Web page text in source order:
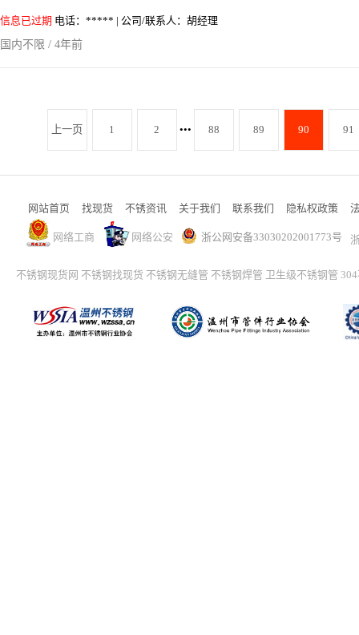
信息已过期 电话：***** | 公司/联系人：胡经理
国内不限 / 4年前
一
上一页 1 2 ••• 88 89 90 91
网站首页 找现货 不锈资讯 关于我们 联系我们 隐私权政策
网络工商 网络公安 浙公网安备33030202001773号
不锈钢现货网 不锈钢找现货 不锈钢无缝管 不锈钢焊管 卫生级不锈钢管